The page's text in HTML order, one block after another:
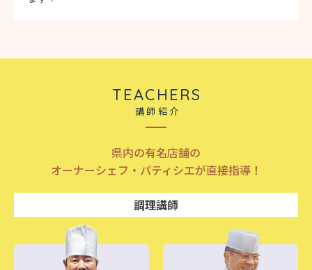
TEACHERS
講師紹介
県内の有名店舗の
オーナーシェフ・パティシエが直接指導！
調理講師